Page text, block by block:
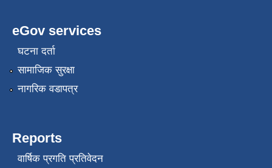
eGov services
घटना दर्ता
सामाजिक सुरक्षा
नागरिक वडापत्र
Reports
वार्षिक प्रगति प्रतिवेदन